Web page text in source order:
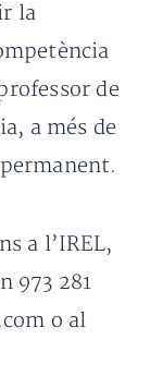
la
de
a més de
a l’IREL,
973 281
o al